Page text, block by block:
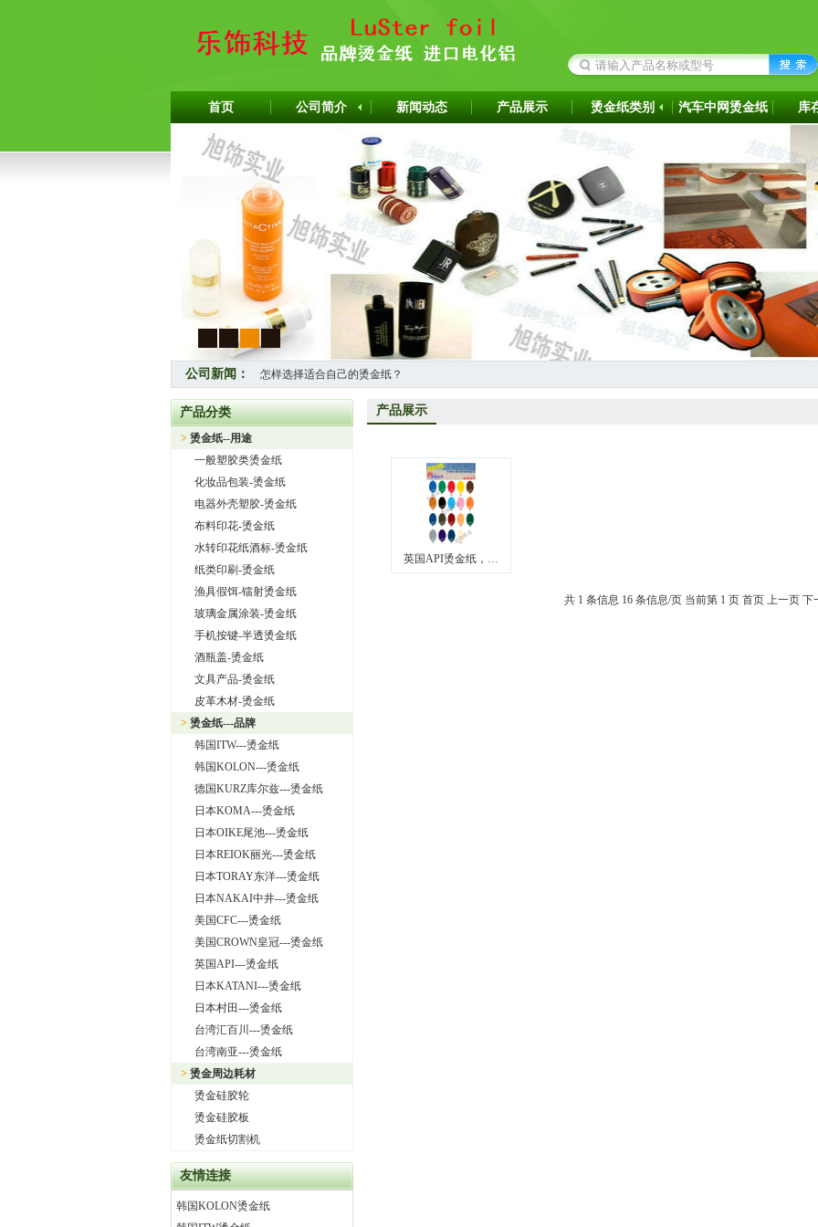
首页 公司简介 新闻动态 产品展示 烫金纸类别 汽车中网烫金纸 库
4
公司新闻：
怎样选择适合自己的烫金纸？
热烈祝贺上海旭饰实业有限公司成为韩国ITW烫金纸华东区代理商
上海旭饰实业有限公司—日本东洋烫金纸TORAY烫金纸华东区总代理
热烈祝贺上海旭饰实业有限公司成为德国库尔兹烫金纸一级代理商
热烈祝贺旭饰实业成为日本OIKE烫金纸尾池烫金纸华东区总代理商
上海旭饰实业有限公司——进口烫金纸专业供应商
怎样选择进口烫金纸
上海旭饰实业有限公司 专业供应汽车中网烫金纸，汽车格栅烫金纸，汽车专用格式烫金纸
产品分类
> 烫金纸--用途
一般塑胶类烫金纸
化妆品包装-烫金纸
电器外壳塑胶-烫金纸
布料印花-烫金纸
水转印花纸酒标-烫金纸
纸类印刷-烫金纸
渔具假饵-镭射烫金纸
玻璃金属涂装-烫金纸
手机按键-半透烫金纸
酒瓶盖-烫金纸
文具产品-烫金纸
皮革木材-烫金纸
> 烫金纸---品牌
韩国ITW---烫金纸
韩国KOLON---烫金纸
德国KURZ库尔兹---烫金纸
日本KOMA---烫金纸
日本OIKE尾池---烫金纸
日本REIOK丽光---烫金纸
日本TORAY东洋---烫金纸
日本NAKAI中井---烫金纸
美国CFC---烫金纸
美国CROWN皇冠---烫金纸
英国API---烫金纸
日本KATANI---烫金纸
日本村田---烫金纸
台湾汇百川---烫金纸
台湾南亚---烫金纸
> 烫金周边耗材
烫金硅胶轮
烫金硅胶板
烫金纸切割机
友情连接
韩国KOLON烫金纸
产品展示
英国API烫金纸，…
共 1 条信息 16 条信息/页 当前第 1 页 首页 上一页 下